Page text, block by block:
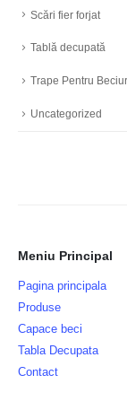
Scări fier forjat
Tablă decupată
Trape Pentru
Uncategorized
Meniu Principal
Pagina principala
Produse
Capace beci
Tabla Decupata
Contact